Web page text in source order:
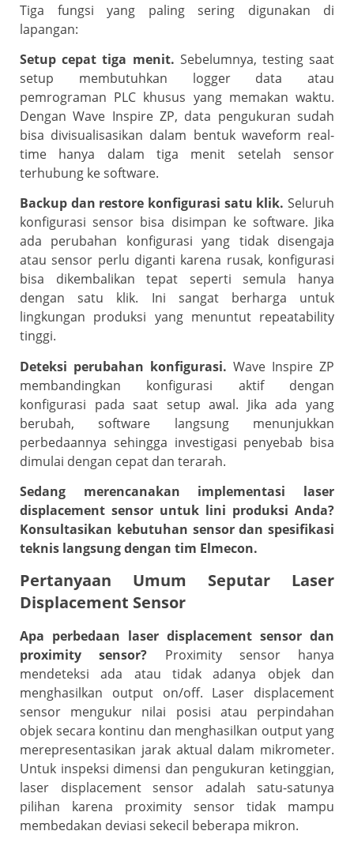
Tiga fungsi yang paling sering digunakan di
lapangan:
Setup cepat tiga menit. Sebelumnya, testing saat
setup membutuhkan logger data atau
pemrograman PLC khusus yang memakan waktu.
Dengan Wave Inspire ZP, data pengukuran sudah
bisa divisualisasikan dalam bentuk waveform real-
time hanya dalam tiga menit setelah sensor
terhubung ke software.
Backup dan restore konfigurasi satu klik. Seluruh
konfigurasi sensor bisa disimpan ke software. Jika
ada perubahan konfigurasi yang tidak disengaja
atau sensor perlu diganti karena rusak, konfigurasi
bisa dikembalikan tepat seperti semula hanya
dengan satu klik. Ini sangat berharga untuk
lingkungan produksi yang menuntut repeatability
tinggi.
Deteksi perubahan konfigurasi. Wave Inspire ZP
membandingkan konfigurasi aktif dengan
konfigurasi pada saat setup awal. Jika ada yang
berubah, software langsung menunjukkan
perbedaannya sehingga investigasi penyebab bisa
dimulai dengan cepat dan terarah.
Sedang merencanakan implementasi laser
displacement sensor untuk lini produksi Anda?
Konsultasikan kebutuhan sensor dan spesifikasi
teknis langsung dengan tim Elmecon.
Pertanyaan Umum Seputar Laser
Displacement Sensor
Apa perbedaan laser displacement sensor dan
proximity sensor? Proximity sensor hanya
mendeteksi ada atau tidak adanya objek dan
menghasilkan output on/off. Laser displacement
sensor mengukur nilai posisi atau perpindahan
objek secara kontinu dan menghasilkan output yang
merepresentasikan jarak aktual dalam mikrometer.
Untuk inspeksi dimensi dan pengukuran ketinggian,
laser displacement sensor adalah satu-satunya
pilihan karena proximity sensor tidak mampu
membedakan deviasi sekecil beberapa mikron.